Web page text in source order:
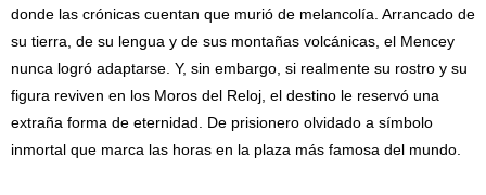
donde las crónicas cuentan que murió de melancolía. Arrancado de
su tierra, de su lengua y de sus montañas volcánicas, el Mencey
nunca logró adaptarse. Y, sin embargo, si realmente su rostro y su
figura reviven en los Moros del Reloj, el destino le reservó una
extraña forma de eternidad. De prisionero olvidado a símbolo
inmortal que marca las horas en la plaza más famosa del mundo.